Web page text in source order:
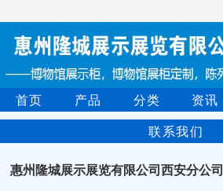
首页 产品 分类 资讯
联系我们
惠州隆城展示展览有限公司西安分公司